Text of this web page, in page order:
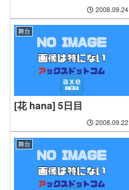
2008.09.24
舞台
[花 hana] 5日目
2008.09.22
舞台